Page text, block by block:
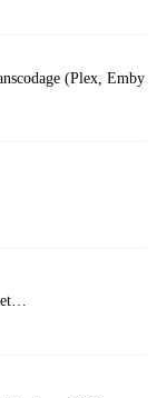
(Plex, Emby
et…